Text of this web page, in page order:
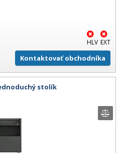
HLV EXT
Kontaktovať obchodníka
stolík